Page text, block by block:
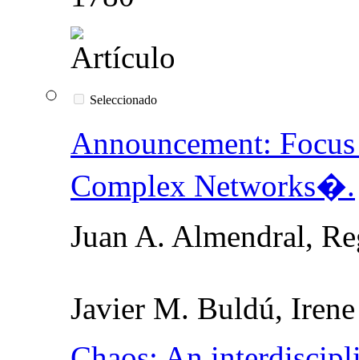
Seleccionado
Announcement:
Complex Networks�.
Juan A. Almendral,
Javier M. Buldú,